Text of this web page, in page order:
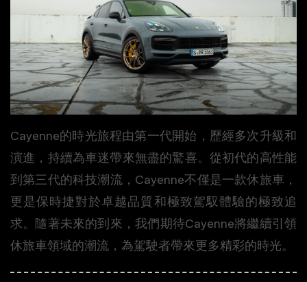
Cayenne的時光旅程由第一代開始，歷經多次升級和
演進，持續為車迷帶來無盡的驚喜。從初代的高性能
到第三代的科技潮流，Cayenne不僅是一款休旅車，
更是保時捷對於卓越品質和極致駕馭體驗的極致追
求。隨著未來的到來，我們期待Cayenne將繼續引領
休旅車領域的潮流，為駕駛者帶來更多精彩的時光。